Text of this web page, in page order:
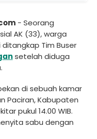
- Seorang
AK (33), warga
Tim Buser
setelah diduga
di sebuah kamar
Paciran, Kabupaten
pukul 14.00 WIB.
sabu dengan